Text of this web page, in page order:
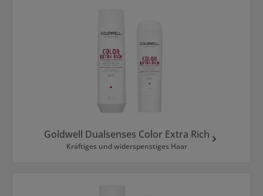
Goldwell Dualsenses Color Extra Rich
Kräftiges und widerspenstiges Haar